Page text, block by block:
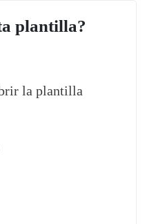
plantilla?
la plantilla